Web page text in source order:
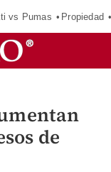
vs Pumas Propiedad
de